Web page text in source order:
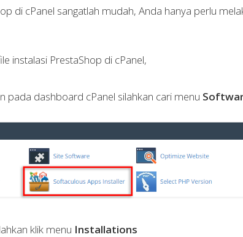
di cPanel sangatlah mudah, Anda hanya perlu
instalasi PrestaShop di cPanel,
pada dashboard cPanel silahkan cari menu
klik menu Installations